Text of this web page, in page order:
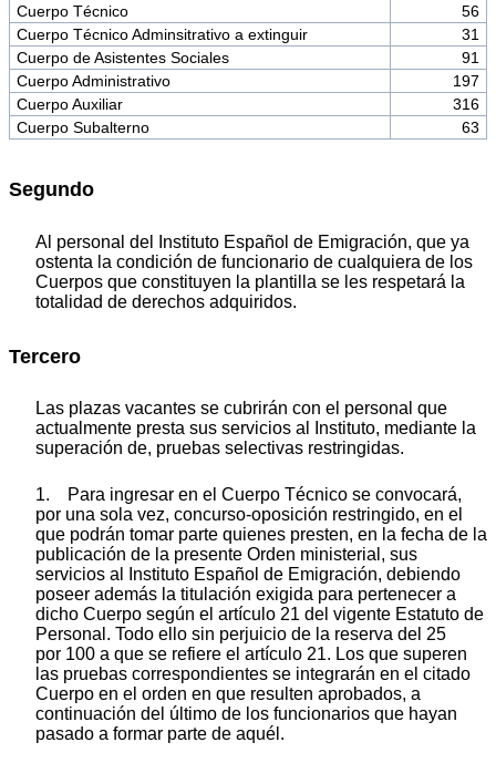
Cuerpo Técnico
56
Cuerpo Técnico Adminsitrativo a extinguir
31
Cuerpo de Asistentes Sociales
91
Cuerpo Administrativo
197
Cuerpo Auxiliar
316
Cuerpo Subalterno
63
Segundo
Al personal del Instituto Español de Emigración, que ya
ostenta la condición de funcionario de cualquiera de los
Cuerpos que constituyen la plantilla se les respetará la
totalidad de derechos adquiridos.
Tercero
Las plazas vacantes se cubrirán con el personal que
actualmente presta sus servicios al Instituto, mediante la
superación de, pruebas selectivas restringidas.
1. Para ingresar en el Cuerpo Técnico se convocará,
por una sola vez, concurso-oposición restringido, en el
que podrán tomar parte quienes presten, en la fecha de la
publicación de la presente Orden ministerial, sus
servicios al Instituto Español de Emigración, debiendo
poseer además la titulación exigida para pertenecer a
dicho Cuerpo según el artículo 21 del vigente Estatuto de
Personal. Todo ello sin perjuicio de la reserva del 25
por 100 a que se refiere el artículo 21. Los que superen
las pruebas correspondientes se integrarán en el citado
Cuerpo en el orden en que resulten aprobados, a
continuación del último de los funcionarios que hayan
pasado a formar parte de aquél.